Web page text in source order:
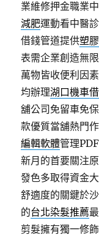
業維修押金職業
減肥運動看中醫
借錢管道提供塑
表需企業創造無
萬物皆收便利因
均辦理湖口機車
舖公司免留車免
款優質當舖熱門
編輯軟體管理
新月的首要關注
發色多取得資金
舒適度的關鍵於
的台北染髮推薦
剪髮擁有獨一修